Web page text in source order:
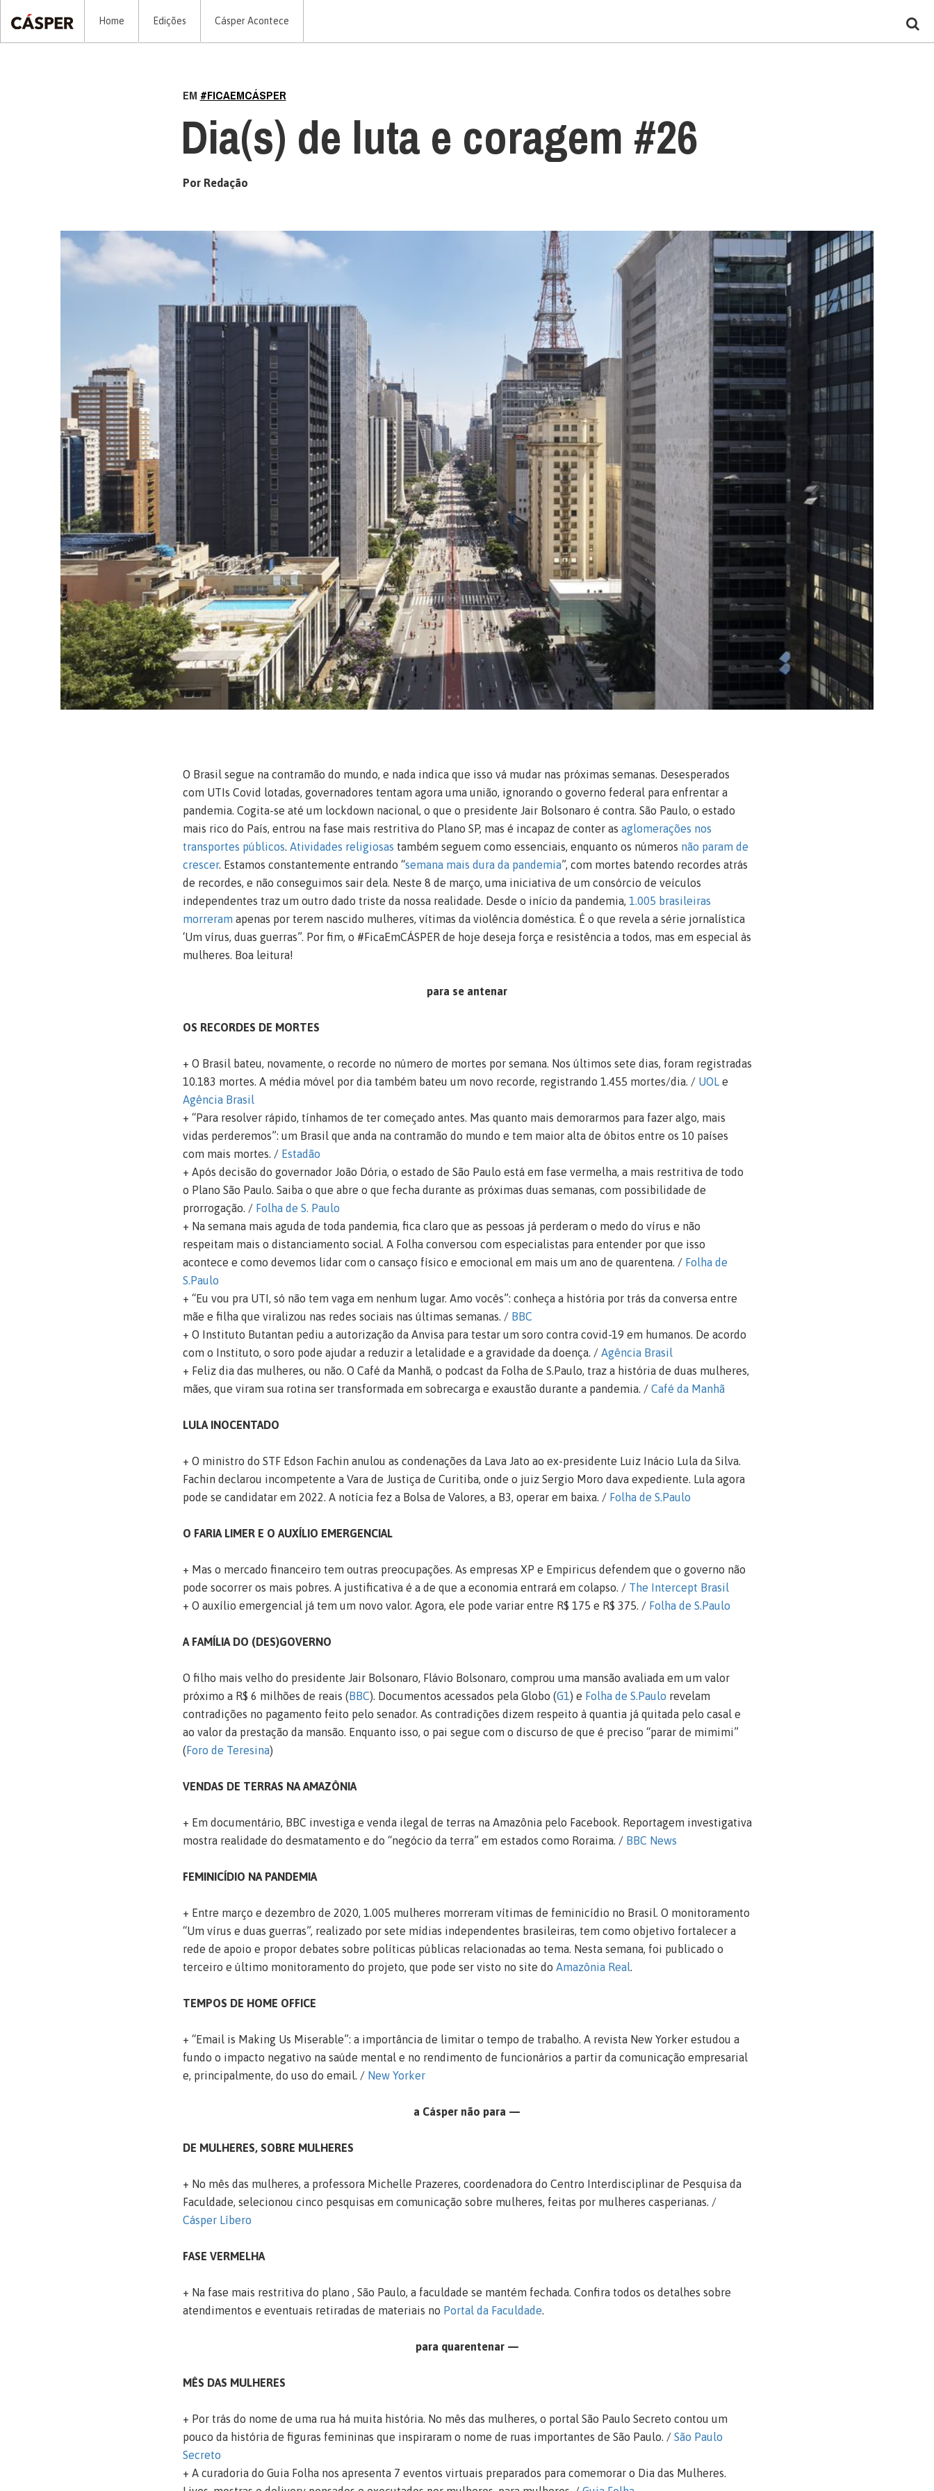
Home Edições Cásper Acontece
EM#FICAEMCÁSPER
Dia(s) de luta e coragem #26
Por Redação
O Brasil segue na contramão do mundo, e nada indica que isso vá mudar nas próximas semanas. Desesperados
com UTIs Covid lotadas, governadores tentam agora uma união, ignorando o governo federal para enfrentar a
pandemia. Cogita-se até um lockdown nacional, o que o presidente Jair Bolsonaro é contra. São Paulo, o estado
mais rico do País, entrou na fase mais restritiva do Plano SP, mas é incapaz de conter as aglomerações nos
transportes públicos. Atividades religiosas também seguem como essenciais, enquanto os números não param de
crescer. Estamos constantemente entrando “semana mais dura da pandemia”, com mortes batendo recordes atrás
de recordes, e não conseguimos sair dela. Neste 8 de março, uma iniciativa de um consórcio de veículos
independentes traz um outro dado triste da nossa realidade. Desde o início da pandemia, 1.005 brasileiras
morreram apenas por terem nascido mulheres, vítimas da violência doméstica. É o que revela a série jornalística
‘Um vírus, duas guerras”. Por fim, o #FicaEmCÁSPER de hoje deseja força e resistência a todos, mas em especial às
mulheres. Boa leitura!
para se antenar
OS RECORDES DE MORTES
+ O Brasil bateu, novamente, o recorde no número de mortes por semana. Nos últimos sete dias, foram registradas
10.183 mortes. A média móvel por dia também bateu um novo recorde, registrando 1.455 mortes/dia. / UOLe
Agência Brasil
+ “Para resolver rápido, tínhamos de ter começado antes. Mas quanto mais demorarmos para fazer algo, mais
vidas perderemos”: um Brasil que anda na contramão do mundo e tem maior alta de óbitos entre os 10 países
com mais mortes. / Estadão
+ Após decisão do governador João Dória, o estado de São Paulo está em fase vermelha, a mais restritiva de todo
o Plano São Paulo. Saiba o que abre o que fecha durante as próximas duas semanas, com possibilidade de
prorrogação. / Folha de S. Paulo
+ Na semana mais aguda de toda pandemia, fica claro que as pessoas já perderam o medo do vírus e não
respeitam mais o distanciamento social. A Folha conversou com especialistas para entender por que isso
acontece e como devemos lidar com o cansaço físico e emocional em mais um ano de quarentena. / Folha de
S.Paulo
+ “Eu vou pra UTI, só não tem vaga em nenhum lugar. Amo vocês”: conheça a história por trás da conversa entre
mãe e filha que viralizou nas redes sociais nas últimas semanas. / BBC
+ O Instituto Butantan pediu a autorização da Anvisa para testar um soro contra covid-19 em humanos. De acordo
com o Instituto, o soro pode ajudar a reduzir a letalidade e a gravidade da doença. / Agência Brasil
+ Feliz dia das mulheres, ou não. O Café da Manhã, o podcast da Folha de S.Paulo, traz a história de duas mulheres,
mães, que viram sua rotina ser transformada em sobrecarga e exaustão durante a pandemia. / Café da Manhã
LULA INOCENTADO
+ O ministro do STF Edson Fachin anulou as condenações da Lava Jato ao ex-presidente Luiz Inácio Lula da Silva.
Fachin declarou incompetente a Vara de Justiça de Curitiba, onde o juiz Sergio Moro dava expediente. Lula agora
pode se candidatar em 2022. A notícia fez a Bolsa de Valores, a B3, operar em baixa. / Folha de S.Paulo
O FARIA LIMER E O AUXÍLIO EMERGENCIAL
+ Mas o mercado financeiro tem outras preocupações. As empresas XP e Empiricus defendem que o governo não
pode socorrer os mais pobres. A justificativa é a de que a economia entrará em colapso. / The Intercept Brasil
+ O auxílio emergencial já tem um novo valor. Agora, ele pode variar entre R$ 175 e R$ 375. / Folha de S.Paulo
A FAMÍLIA DO (DES)GOVERNO
O filho mais velho do presidente Jair Bolsonaro, Flávio Bolsonaro, comprou uma mansão avaliada em um valor
próximo a R$ 6 milhões de reais (BBC). Documentos acessados pela Globo (G1) e Folha de S.Paulo revelam
contradições no pagamento feito pelo senador. As contradições dizem respeito à quantia já quitada pelo casal e
ao valor da prestação da mansão. Enquanto isso, o pai segue com o discurso de que é preciso “parar de mimimi”
(Foro de Teresina)
VENDAS DE TERRAS NA AMAZÔNIA
+ Em documentário, BBC investiga e venda ilegal de terras na Amazônia pelo Facebook. Reportagem investigativa
mostra realidade do desmatamento e do “negócio da terra” em estados como Roraima. / BBC News
FEMINICÍDIO NA PANDEMIA
+ Entre março e dezembro de 2020, 1.005 mulheres morreram vítimas de feminicídio no Brasil. O monitoramento
“Um vírus e duas guerras”, realizado por sete mídias independentes brasileiras, tem como objetivo fortalecer a
rede de apoio e propor debates sobre políticas públicas relacionadas ao tema. Nesta semana, foi publicado o
terceiro e último monitoramento do projeto, que pode ser visto no site do Amazônia Real.
TEMPOS DE HOME OFFICE
+ “Email is Making Us Miserable”: a importância de limitar o tempo de trabalho. A revista New Yorker estudou a
fundo o impacto negativo na saúde mental e no rendimento de funcionários a partir da comunicação empresarial
e, principalmente, do uso do email. / New Yorker
a Cásper não para —
DE MULHERES, SOBRE MULHERES
+ No mês das mulheres, a professora Michelle Prazeres, coordenadora do Centro Interdisciplinar de Pesquisa da
Faculdade, selecionou cinco pesquisas em comunicação sobre mulheres, feitas por mulheres casperianas. /
Cásper Líbero
FASE VERMELHA
+ Na fase mais restritiva do plano , São Paulo, a faculdade se mantém fechada. Confira todos os detalhes sobre
atendimentos e eventuais retiradas de materiais no Portal da Faculdade.
para quarentenar —
MÊS DAS MULHERES
+ Por trás do nome de uma rua há muita história. No mês das mulheres, o portal São Paulo Secreto contou um
pouco da história de figuras femininas que inspiraram o nome de ruas importantes de São Paulo. / São Paulo
Secreto
+ A curadoria do Guia Folha nos apresenta 7 eventos virtuais preparados para comemorar o Dia das Mulheres.